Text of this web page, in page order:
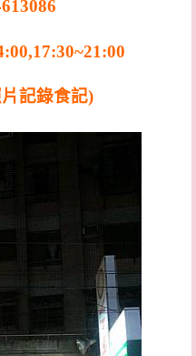
記錄食記)